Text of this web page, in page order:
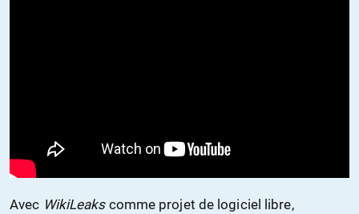
Avec WikiLeakscomme projet de logiciel libre,